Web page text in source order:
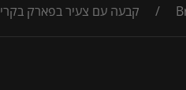
/ קבעה עם צעיר בפארק